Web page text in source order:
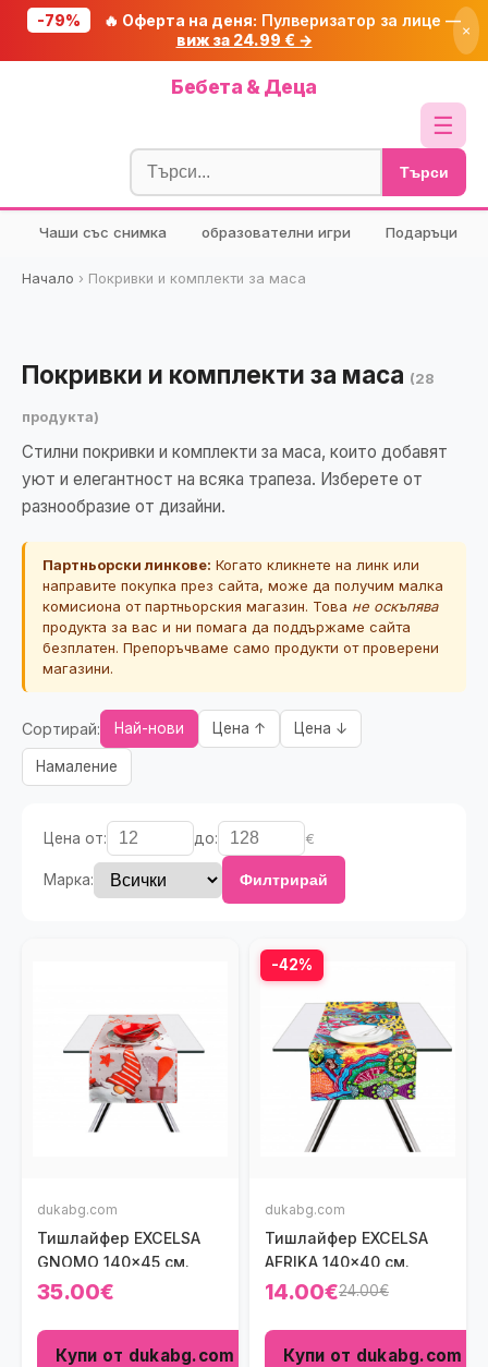
-79% 🔥 Оферта на деня: Пулверизатор за лице —
виж за 24.99 € →
×
Бебета & Деца
☰
Блог
🧮 Калкулатори
🔍 Намери продукт
🎁 Подарък
Търси
Чаши със снимка образователни игри Подаръци
Начало › Покривки и комплекти за маса
Покривки и комплекти за маса (28
продукта)
Стилни покривки и комплекти за маса, които добавят
уют и елегантност на всяка трапеза. Изберете от
разнообразие от дизайни.
Партньорски линкове: Когато кликнете на линк или
направите покупка през сайта, може да получим малка
комисиона от партньорския магазин. Това не оскъпява
продукта за вас и ни помага да поддържаме сайта
безплатен. Препоръчваме само продукти от проверени
магазини.
Сортирай: Най-нови Цена ↑ Цена ↓
Намаление
Цена от: до: €
Марка: Филтрирай
dukabg.com
Тишлайфер EXCELSA
GNOMO 140x45 см.
35.00€
Купи от dukabg.com
-42%
dukabg.com
Тишлайфер EXCELSA
AFRIKA 140x40 см.
14.00€24.00€
Купи от dukabg.com